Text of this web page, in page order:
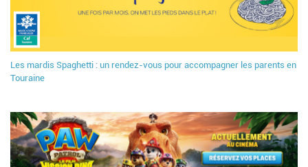
Les mardis Spaghetti : un rendez-vous pour accompagner les parents en
Touraine